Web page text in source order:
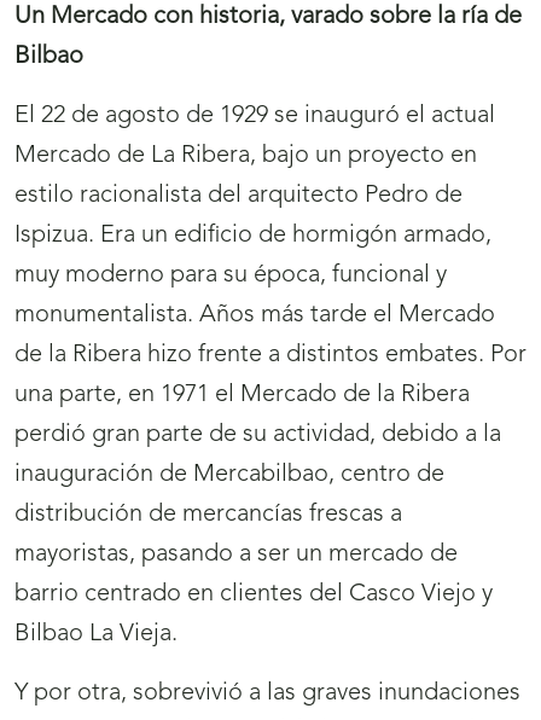
Un Mercado con historia, varado sobre la ría de
Bilbao
El 22 de agosto de 1929 se inauguró el actual
Mercado de La Ribera, bajo un proyecto en
estilo racionalista del arquitecto Pedro de
Ispizua. Era un edificio de hormigón armado,
muy moderno para su época, funcional y
monumentalista. Años más tarde el Mercado
de la Ribera hizo frente a distintos embates. Por
una parte, en 1971 el Mercado de la Ribera
perdió gran parte de su actividad, debido a la
inauguración de Mercabilbao, centro de
distribución de mercancías frescas a
mayoristas, pasando a ser un mercado de
barrio centrado en clientes del Casco Viejo y
Bilbao La Vieja.
Y por otra, sobrevivió a las graves inundaciones